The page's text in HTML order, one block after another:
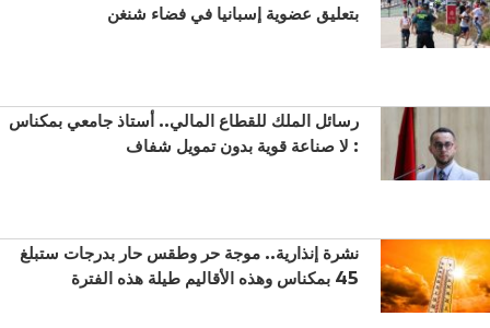
بتعليق عضوية إسبانيا في فضاء شنغن
رسائل الملك للقطاع المالي.. أستاذ جامعي بمكناس
: لا صناعة قوية بدون تمويل شفاف
نشرة إنذارية.. موجة حر وطقس حار بدرجات ستبلغ
45 بمكناس وهذه الأقاليم طيلة هذه الفترة